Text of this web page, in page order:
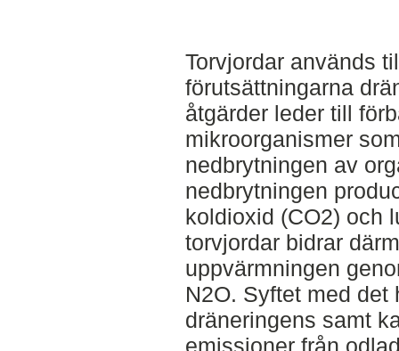
Torvjordar används
förutsättningarna
åtgärder leder till
mikroorganismer
nedbrytningen av
nedbrytningen
koldioxid (CO2) och
torvjordar bidrar
uppvärmningen
N2O. Syftet med det
dräneringens samt
emissioner från